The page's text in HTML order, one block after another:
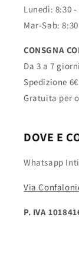
Lunedì: 8:30 -
Mar-Sab:
CONSGNA
Da 3 a 7
Spedizione
Gratuita per
DOVE E
Whatsapp
Via
P. IVA